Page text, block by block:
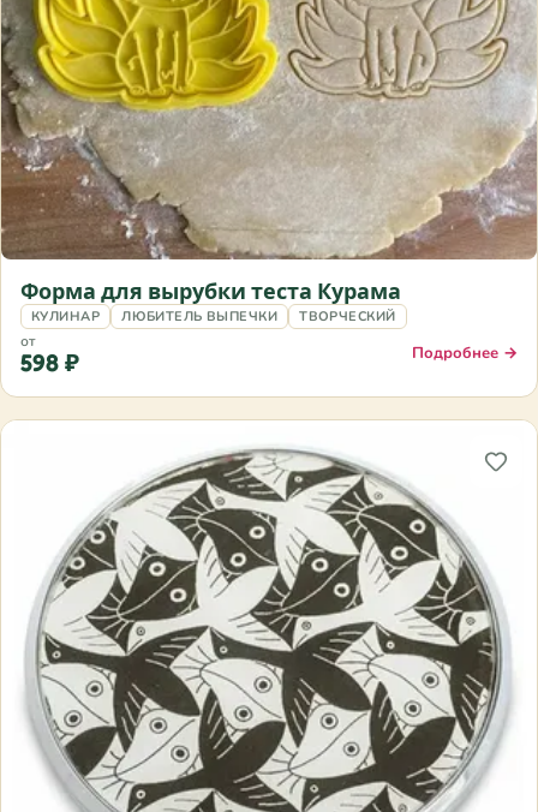
Форма для вырубки теста Курама
КУЛИНАР ЛЮБИТЕЛЬ ВЫПЕЧКИ ТВОРЧЕСКИЙ
от
598 ₽ Подробнее →